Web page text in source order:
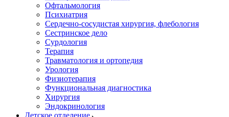
Офтальмология
Психиатрия
Сердечно-сосудистая хирургия, флебология
Сестринское дело
Сурдология
Терапия
Травматология и ортопедия
Урология
Физиотерапия
Функциональная диагностика
Хирургия
Эндокринология
Детское отделение